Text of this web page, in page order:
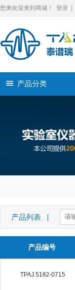
您来欢迎来到商城！ 登录
产品分类
产品列表 |
产品编号
TPAJ.5182-0715